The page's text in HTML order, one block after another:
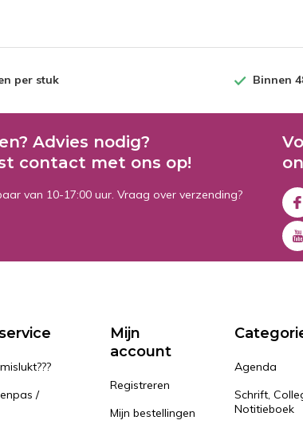
per stuk Binnen
Advies nodig?
contact met ons op!
van 10-17:00 uur. Vraag over verzending?
/
Mijn
account
Registreren
Mijn bestellingen
Agenda
Schrift,
Notitieboek